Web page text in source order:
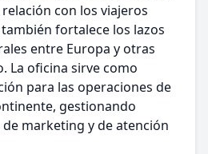
con los viajeros
fortalece los lazos
entre Europa y otras
La oficina sirve como
para las operaciones de
gestionando
marketing y de atención